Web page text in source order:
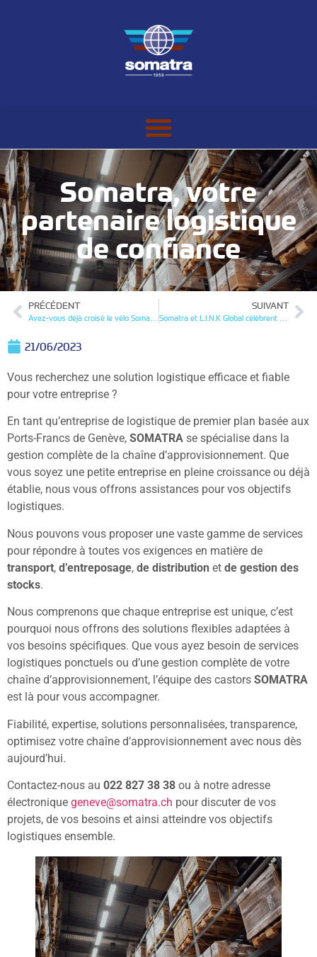
Somatra, votre
partenaire logistique
de confiance
PRÉCÉDENT
Avez-vous déjà croisé le vélo Somatra ?
SUIVANT
Somatra et L.I.N.K Global célèbrent ensemble 29 ans de collaboration
21/06/2023
Vous recherchez une solution logistique efficace et fiable
pour votre entreprise ?
En tant qu’entreprise de logistique de premier plan basée aux
Ports-Francs de Genève, SOMATRA se spécialise dans la
gestion complète de la chaîne d’approvisionnement. Que
vous soyez une petite entreprise en pleine croissance ou déjà
établie, nous vous offrons assistances pour vos objectifs
logistiques.
Nous pouvons vous proposer une vaste gamme de services
pour répondre à toutes vos exigences en matière de
transport, d’entreposage, de distribution et de gestion des
stocks.
Nous comprenons que chaque entreprise est unique, c’est
pourquoi nous offrons des solutions flexibles adaptées à
vos besoins spécifiques. Que vous ayez besoin de services
logistiques ponctuels ou d’une gestion complète de votre
chaîne d’approvisionnement, l’équipe des castors SOMATRA
est là pour vous accompagner.
Fiabilité, expertise, solutions personnalisées, transparence,
optimisez votre chaîne d’approvisionnement avec nous dès
aujourd’hui.
Contactez-nous au 022 827 38 38 ou à notre adresse
électronique geneve@somatra.ch pour discuter de vos
projets, de vos besoins et ainsi atteindre vos objectifs
logistiques ensemble.